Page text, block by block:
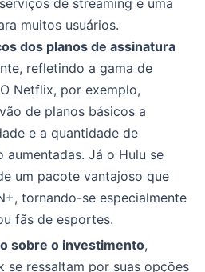
de streaming é uma
muitos usuários.
dos planos de assinatura
refletindo a gama de
Netflix, por exemplo,
de planos básicos a
e a quantidade de
Já o Hulu se
um pacote vantajoso que
tornando-se especialmente
fãs de esportes.
sobre o investimento,
se ressaltam por suas opções